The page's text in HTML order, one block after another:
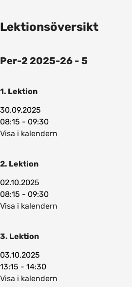
Lektionsöversikt
Per-2 2025-26 - 5
1. Lektion
30.09.2025
08:15 - 09:30
Visa i kalendern
2. Lektion
02.10.2025
08:15 - 09:30
Visa i kalendern
3. Lektion
03.10.2025
13:15 - 14:30
Visa i kalendern